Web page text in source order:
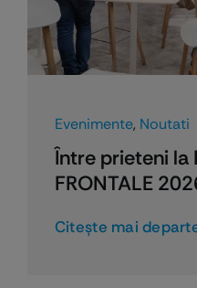
Evenimente, Noutati
Între prieteni la
FRONTALE
Citeşte mai